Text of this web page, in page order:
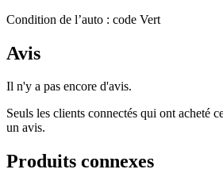
Condition de l’auto : code Vert
Avis
Il n'y a pas encore d'avis.
Seuls les clients connectés qui ont acheté
un avis.
Produits connexes